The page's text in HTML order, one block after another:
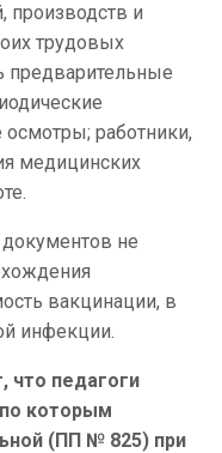
производств и
трудовых
предварительные
работники,
медицинских
не
вакцинации, в
инфекции.
что педагоги
которым
(ПП № 825) при